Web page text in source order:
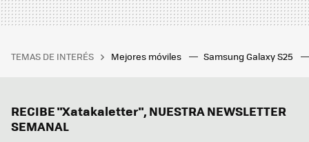
TEMAS DE INTERÉS Mejores móviles Samsung Galaxy S25
RECIBE "Xatakaletter", NUESTRA NEWSLETTER
SEMANAL